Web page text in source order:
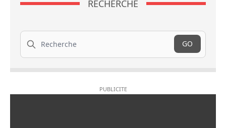
RECHERCHE
Recherche
GO